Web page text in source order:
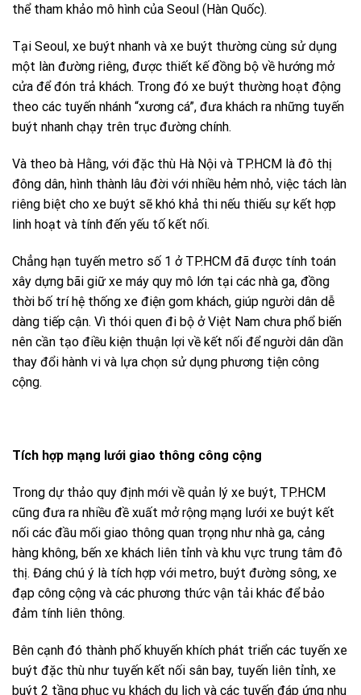
thể tham khảo mô hình của Seoul (Hàn Quốc).
Tại Seoul, xe buýt nhanh và xe buýt thường cùng sử dụng
một làn đường riêng, được thiết kế đồng bộ về hướng mở
cửa để đón trả khách. Trong đó xe buýt thường hoạt động
theo các tuyến nhánh “xương cá”, đưa khách ra những tuyến
buýt nhanh chạy trên trục đường chính.
Và theo bà Hằng, với đặc thù Hà Nội và TP.HCM là đô thị
đông dân, hình thành lâu đời với nhiều hẻm nhỏ, việc tách làn
riêng biệt cho xe buýt sẽ khó khả thi nếu thiếu sự kết hợp
linh hoạt và tính đến yếu tố kết nối.
Chẳng hạn tuyến metro số 1 ở TP.HCM đã được tính toán
xây dựng bãi giữ xe máy quy mô lớn tại các nhà ga, đồng
thời bố trí hệ thống xe điện gom khách, giúp người dân dễ
dàng tiếp cận. Vì thói quen đi bộ ở Việt Nam chưa phổ biến
nên cần tạo điều kiện thuận lợi về kết nối để người dân dần
thay đổi hành vi và lựa chọn sử dụng phương tiện công
cộng.
Tích hợp mạng lưới giao thông công cộng
Trong dự thảo quy định mới về quản lý xe buýt, TP.HCM
cũng đưa ra nhiều đề xuất mở rộng mạng lưới xe buýt kết
nối các đầu mối giao thông quan trọng như nhà ga, cảng
hàng không, bến xe khách liên tỉnh và khu vực trung tâm đô
thị. Đáng chú ý là tích hợp với metro, buýt đường sông, xe
đạp công cộng và các phương thức vận tải khác để bảo
đảm tính liên thông.
Bên cạnh đó thành phố khuyến khích phát triển các tuyến xe
buýt đặc thù như tuyến kết nối sân bay, tuyến liên tỉnh, xe
buýt 2 tầng phục vụ khách du lịch và các tuyến đáp ứng nhu